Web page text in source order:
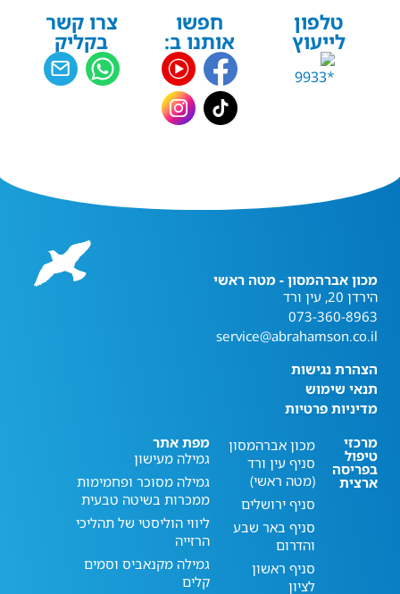
טלפון
לייעוץ
חפשו
אותנו ב:
צרו קשר
בקליק
מכון אברהמסון - מטה ראשי
הירדן 20, עין ורד
073-360-8963
service@abrahamson.co.il
הצהרת נגישות
תנאי שימוש
מדיניות פרטיות
מרכזי
טיפול
בפריסה
ארצית
מכון אברהמסון
סניף עין ורד
(מטה ראשי)
סניף ירושלים
סניף באר שבע
והדרום
סניף ראשון
לציון
מפת אתר
גמילה מעישון
גמילה מסוכר ופחמימות
ממכרות בשיטה טבעית
ליווי הוליסטי של תהליכי
הרזייה
גמילה מקנאביס וסמים
קלים